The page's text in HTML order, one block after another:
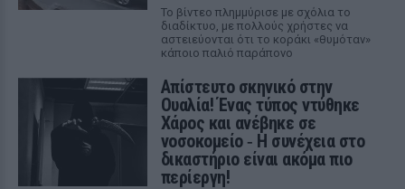
Το βίντεο πλημμύρισε με σχόλια το
διαδίκτυο, με πολλούς χρήστες να
αστειεύονται ότι το κοράκι «θυμόταν»
κάποιο παλιό παράπονο
Απίστευτο σκηνικό στην
Ουαλία! Ένας τύπος ντύθηκε
Χάρος και ανέβηκε σε
νοσοκομείο ‑ H συνέχεια στο
δικαστήριο είναι ακόμα πιο
περίεργη!